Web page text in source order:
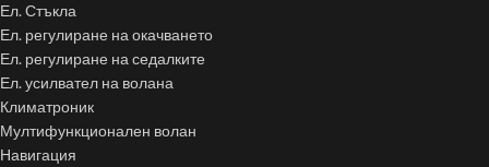
Ел. Стъкла
Ел. регулиране на окачването
Ел. регулиране на седалките
Ел. усилвател на волана
Климатроник
Мултифункционален волан
Навигация